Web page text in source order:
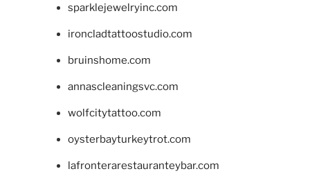
sparklejewelryinc.com
ironcladtattoostudio.com
bruinshome.com
annascleaningsvc.com
wolfcitytattoo.com
oysterbayturkeytrot.com
lafronterarestauranteybar.com